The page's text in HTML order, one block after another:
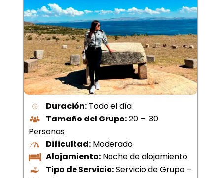
Duración:Todo el día
Tamaño del Grupo:20 – 30
Personas
Dificultad:Moderado
Alojamiento:Noche de alojamiento
Tipo de Servicio:Servicio de Grupo –